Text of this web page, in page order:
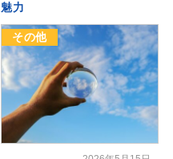
魅力
その他